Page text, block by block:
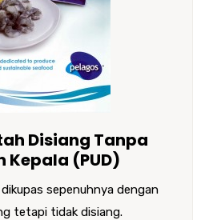
Disiang Tanpa
Kepala (PUD)
sepenuhnya dengan
tetapi tidak disiang.